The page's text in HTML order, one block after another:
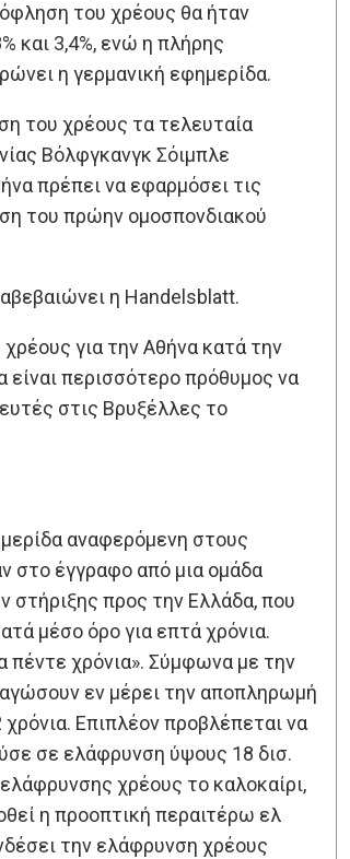
του χρέους θα ήταν
και 3,4%, ενώ η πλήρης
η γερμανική εφημερίδα.
του χρέους τα τελευταία
Βόλφγκανγκ Σόιμπλε
πρέπει να εφαρμόσει τις
του πρώην ομοσπονδιακού
η Handelsblatt.
για την Αθήνα κατά την
περισσότερο πρόθυμος να
στις Βρυξέλλες το
αναφερόμενη στους
στο έγγραφο από μια ομάδα
στήριξης προς την Ελλάδα, που
μέσο όρο για επτά χρόνια.
πέντε χρόνια». Σύμφωνα με την
εν μέρει την αποπληρωμή
Επιπλέον προβλέπεται να
σε ελάφρυνση ύψους 18 δισ.
χρέους το καλοκαίρι,
η προοπτική περαιτέρω ελ
την ελάφρυνση χρέους